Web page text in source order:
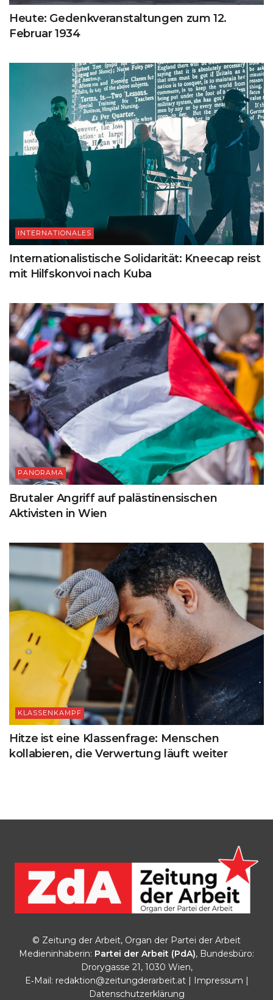
Heute: Gedenkveranstaltungen zum 12.
Februar 1934
INTERNATIONALES
Internationalistische Solidarität: Kneecap reist
mit Hilfskonvoi nach Kuba
PANORAMA
Brutaler Angriff auf palästinensischen
Aktivisten in Wien
KLASSENKAMPF
Hitze ist eine Klassenfrage: Menschen
kollabieren, die Verwertung läuft weiter
© Zeitung der Arbeit, Organ der Partei der Arbeit
Medieninhaberin: Partei der Arbeit (PdA), Bundesbüro:
Drorygasse 21, 1030 Wien,
E‑Mail: redaktion@zeitungderarbeit.at| Impressum
Datenschutzerklärung